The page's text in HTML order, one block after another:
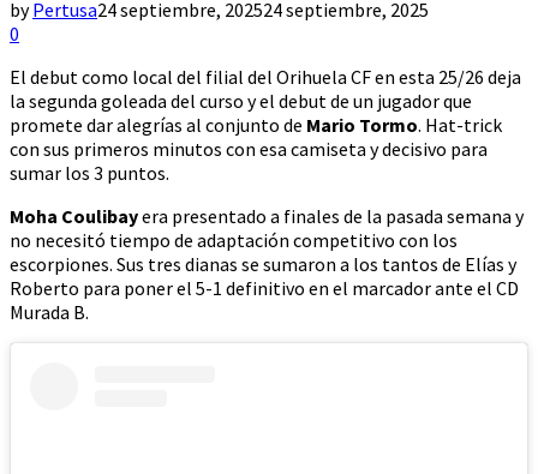
byPertusa24 septiembre, 202524 septiembre, 2025
0
El debut como local del filial del Orihuela CF en esta 25/26 deja
la segunda goleada del curso y el debut de un jugador que
promete dar alegrías al conjunto de Mario Tormo. Hat-trick
con sus primeros minutos con esa camiseta y decisivo para
sumar los 3 puntos.
Moha Coulibayera presentado a finales de la pasada semana y
no necesitó tiempo de adaptación competitivo con los
escorpiones. Sus tres dianas se sumaron a los tantos de Elías y
Roberto para poner el 5-1 definitivo en el marcador ante el CD
Murada B.